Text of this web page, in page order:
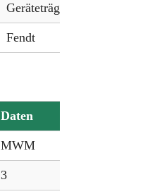
Geräteträger (GT)
Fendt
Daten
MWM
3